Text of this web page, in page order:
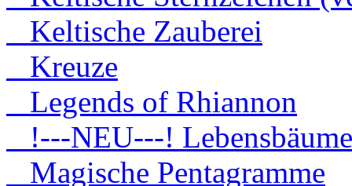
Keltische Zauberei
Kreuze
Legends of Rhiannon
!---NEU---! Lebensbäume
Magische Pentagramme